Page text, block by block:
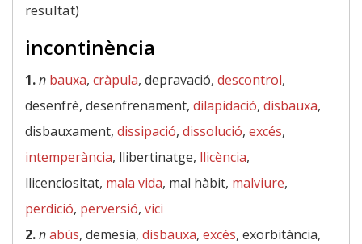
resultat)
incontinència
1.n bauxa, cràpula, depravació, descontrol,
desenfrè, desenfrenament, dilapidació, disbauxa,
disbauxament, dissipació, dissolució, excés,
intemperància, llibertinatge, llicència,
llicenciositat, mala vida, mal hàbit, malviure,
perdició, perversió, vici
2.nabús, demesia, disbauxa, excés, exorbitància,